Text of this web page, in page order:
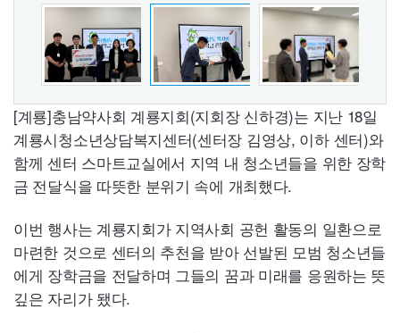
[계룡]충남약사회 계룡지회(지회장 신하경)는 지난 18일
계룡시청소년상담복지센터(센터장 김영상, 이하 센터)와
함께 센터 스마트교실에서 지역 내 청소년들을 위한 장학
금 전달식을 따뜻한 분위기 속에 개최했다.
이번 행사는 계룡지회가 지역사회 공헌 활동의 일환으로
마련한 것으로 센터의 추천을 받아 선발된 모범 청소년들
에게 장학금을 전달하며 그들의 꿈과 미래를 응원하는 뜻
깊은 자리가 됐다.